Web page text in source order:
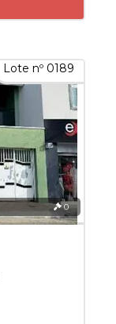
Lote nº 0189
0